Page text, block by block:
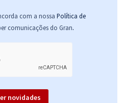
com a nossa Política de
comunicações do Gran.
novidades